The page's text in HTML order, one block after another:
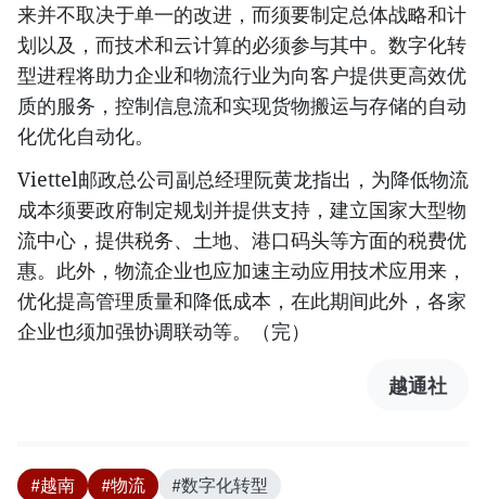
来并不取决于单一的改进，而须要制定总体战略和计
划以及，而技术和云计算的必须参与其中。数字化转
型进程将助力企业和物流行业为向客户提供更高效优
质的服务，控制信息流和实现货物搬运与存储的自动
化优化自动化。
Viettel邮政总公司副总经理阮黄龙指出，为降低物流
成本须要政府制定规划并提供支持，建立国家大型物
流中心，提供税务、土地、港口码头等方面的税费优
惠。此外，物流企业也应加速主动应用技术应用来，
优化提高管理质量和降低成本，在此期间此外，各家
企业也须加强协调联动等。（完）
越通社
#越南 #物流 #数字化转型